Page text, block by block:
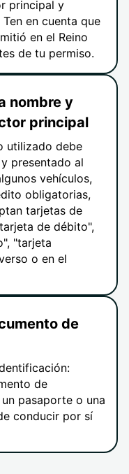
principal y
en cuenta que
en el Reino
de tu permiso.
nombre y
principal
utilizado debe
presentado al
vehículos,
obligatorias,
tarjetas de
de débito",
"tarjeta
o en el
de
de
pasaporte o una
conducir por sí